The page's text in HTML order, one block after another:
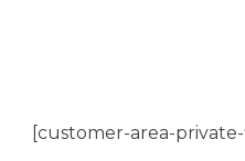
[customer-area-private-